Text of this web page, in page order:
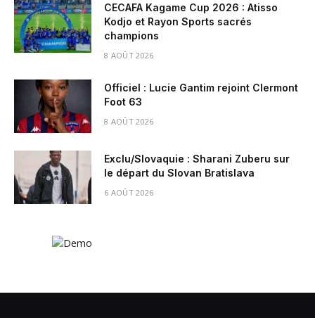
CECAFA Kagame Cup 2026 : Atisso
Kodjo et Rayon Sports sacrés
champions
8 AOÛT 2026
Officiel : Lucie Gantim rejoint Clermont
Foot 63
8 AOÛT 2026
Exclu/Slovaquie : Sharani Zuberu sur
le départ du Slovan Bratislava
6 AOÛT 2026